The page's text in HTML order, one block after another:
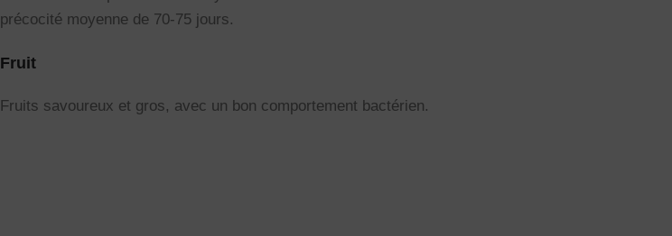
précocité moyenne de 70-75 jours.
Fruit
Fruits savoureux et gros, avec un bon comportement bactérien.